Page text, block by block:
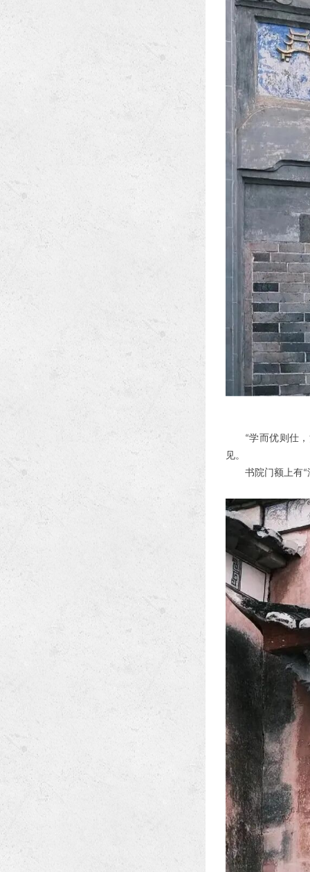
“学而优则仕
见。
书院门额上有“